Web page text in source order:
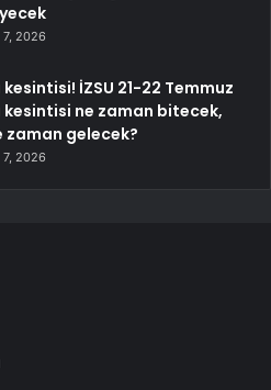
2026
kesintisi! İZSU 21-22 Temmuz
kesintisi ne zaman bitecek,
zaman gelecek?
2026